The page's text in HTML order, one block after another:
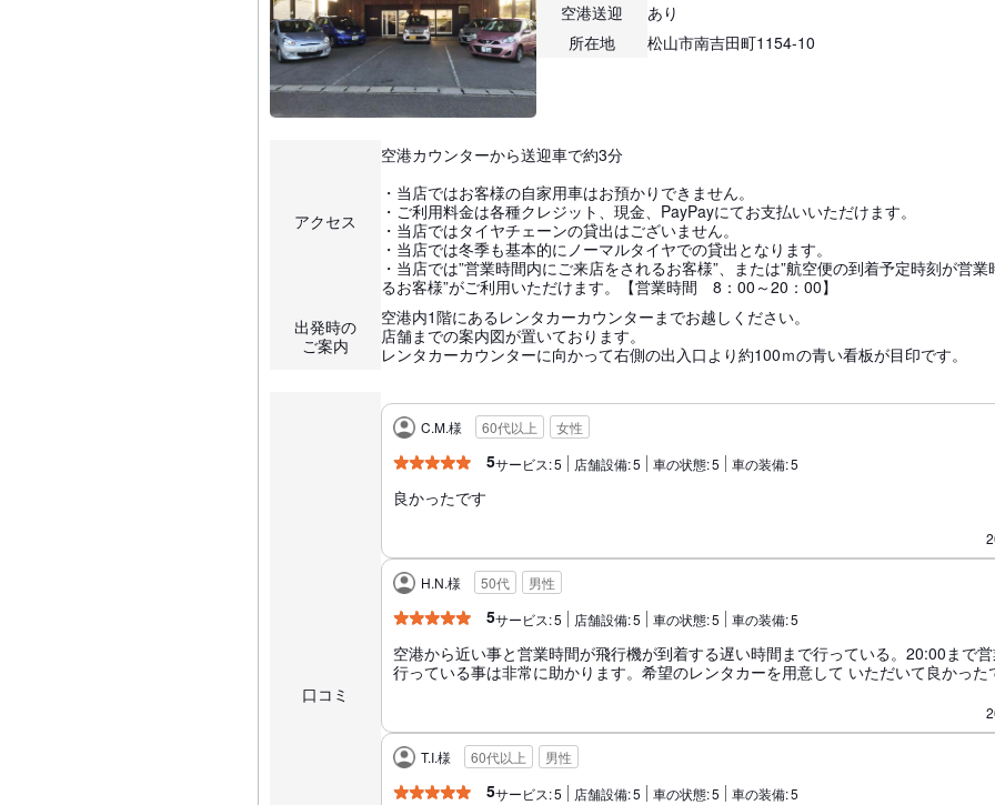
空港送迎
あり
所在地
松山市南吉田町1154-10
アクセス
空港カウンターから送迎車で約3分
・当店ではお客様の自家用車はお預かりできません。
・ご利用料金は各種クレジット、現金、PayPayにてお支払いいただけます。
・当店ではタイヤチェーンの貸出はございません。
・当店では冬季も基本的にノーマルタイヤでの貸出となります。
・当店では”営業時間内にご来店をされるお客様”、または”航空便の到着予定時刻が営
るお客様”がご利用いただけます。【営業時間 8：00～20：00】
出発時の
ご案内
空港内1階にあるレンタカーカウンターまでお越しください。
店舗までの案内図が置いております。
レンタカーカウンターに向かって右側の出入口より約100ｍの青い看板が目印です。
口コミ
C.M.様 60代以上 女性
5サービス:5 店舗設備:5 車の状態:5 車の装備:5
良かったです
H.N.様 50代 男性
5サービス:5 店舗設備:5 車の状態:5 車の装備:5
空港から近い事と営業時間が飛行機が到着する遅い時間まで行っている。20:00まで
行っている事は非常に助かります。希望のレンタカーを用意して いただいて良かった
T.I.様 60代以上 男性
5サービス:5 店舗設備:5 車の状態:5 車の装備:5